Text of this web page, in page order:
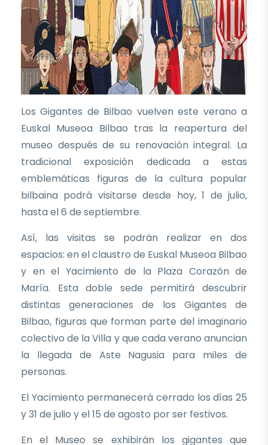
Los Gigantes de Bilbao vuelven este verano a
Euskal Museoa Bilbao tras la reapertura del
museo después de su renovación integral. La
tradicional exposición dedicada a estas
emblemáticas figuras de la cultura popular
bilbaina podrá visitarse desde hoy, 1 de julio,
hasta el 6 de septiembre.
Así, las visitas se podrán realizar en dos
espacios: en el claustro de Euskal Museoa Bilbao
y en el Yacimiento de la Plaza Corazón de
María. Esta doble sede permitirá descubrir
distintas generaciones de los Gigantes de
Bilbao, figuras que forman parte del imaginario
colectivo de la Villa y que cada verano anuncian
la llegada de Aste Nagusia para miles de
personas.
El Yacimiento permanecerá cerrado los días 25
y 31 de julio y el 15 de agosto por ser festivos.
En el Museo se exhibirán los gigantes que